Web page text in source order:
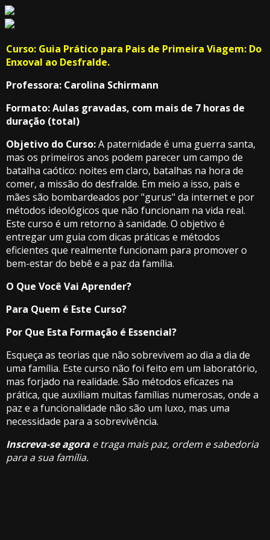
Curso: Guia Prático para Pais de Primeira Viagem: Do
Enxoval ao Desfralde.
Professora: Carolina Schirmann
Formato: Aulas gravadas, com mais de 7 horas de
duração (total)
Objetivo do Curso:A paternidade é uma guerra santa,
mas os primeiros anos podem parecer um campo de
batalha caótico: noites em claro, batalhas na hora de
comer, a missão do desfralde. Em meio a isso, pais e
mães são bombardeados por "gurus" da internet e por
métodos ideológicos que não funcionam na vida real.
Este curso é um retorno à sanidade. O objetivo é
entregar um guia com dicas práticas e métodos
eficientes que realmente funcionam para promover o
bem-estar do bebê e a paz da família.
O Que Você Vai Aprender?
Para Quem é Este Curso?
Por Que Esta Formação é Essencial?
Esqueça as teorias que não sobrevivem ao dia a dia de
uma família. Este curso não foi feito em um laboratório,
mas forjado na realidade. São métodos eficazes na
prática, que auxiliam muitas famílias numerosas, onde a
paz e a funcionalidade não são um luxo, mas uma
necessidade para a sobrevivência.
Inscreva-se agora e traga mais paz, ordem e sabedoria
para a sua família.